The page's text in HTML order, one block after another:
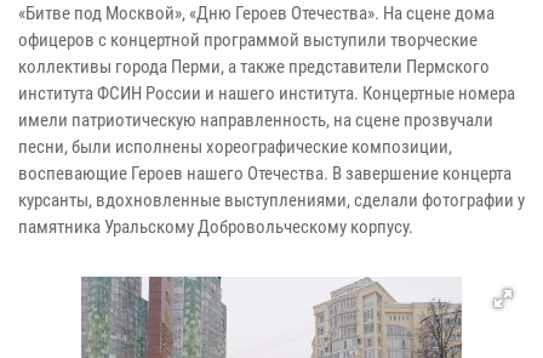
«Битве под Москвой», «Дню Героев Отечества». На сцене дома
офицеров с концертной программой выступили творческие
коллективы города Перми, а также представители Пермского
института ФСИН России и нашего института. Концертные номера
имели патриотическую направленность, на сцене прозвучали
песни, были исполнены хореографические композиции,
воспевающие Героев нашего Отечества. В завершение концерта
курсанты, вдохновленные выступлениями, сделали фотографии у
памятника Уральскому Добровольческому корпусу.